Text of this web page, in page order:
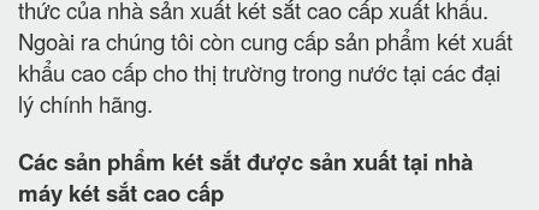
thức của nhà sản xuất két sắt cao cấp xuất khẩu.
Ngoài ra chúng tôi còn cung cấp sản phẩm két xuất
khẩu cao cấp cho thị trường trong nước tại các đại
lý chính hãng.
Các sản phẩm két sắt được sản xuất tại nhà
máy két sắt cao cấp